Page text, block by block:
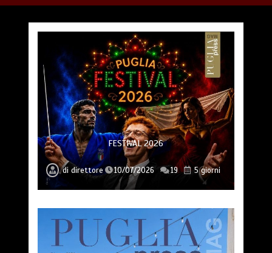
FESTIVAL 2026
didirettore 10/07/2026 19 5 giorni